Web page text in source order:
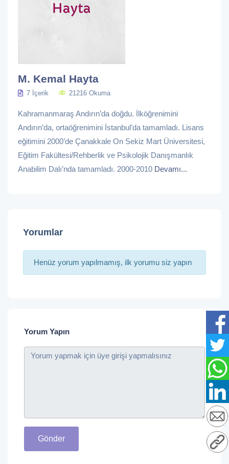
M. Kemal Hayta
7 İçerik 21216 Okuma
Kahramanmaraş Andırın’da doğdu. İlköğrenimini
Andırın’da, ortaöğrenimini İstanbul’da tamamladı. Lisans
eğitimini 2000’de Çanakkale On Sekiz Mart Üniversitesi,
Eğitim Fakültesi/Rehberlik ve Psikolojik Danışmanlık
Anabilim Dalı’nda tamamladı. 2000-2010 Devamı...
Yorumlar
Henüz yorum yapılmamış, ilk yorumu siz yapın
Yorum Yapın
Gönder